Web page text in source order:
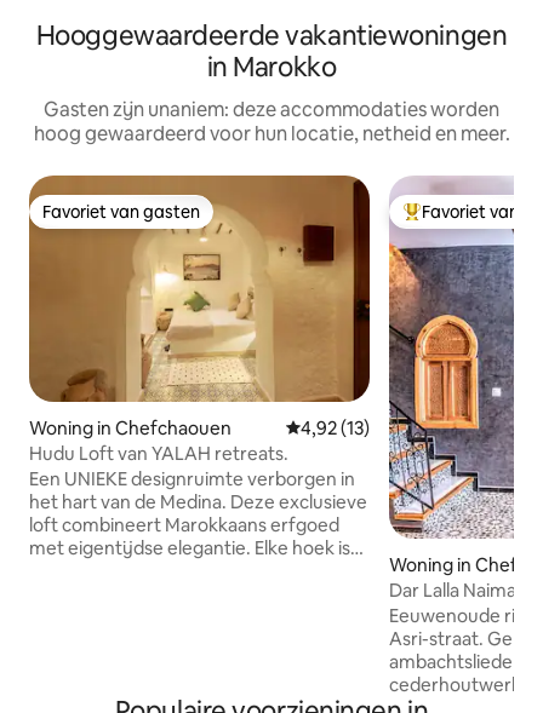
Hooggewaardeerde vakantiewoningen
in Marokko
Gasten zijn unaniem: deze accommodaties worden
hoog gewaardeerd voor hun locatie, netheid en meer.
Favoriet van gasten
Favoriet van gasten
Woning in Chefchaouen Gemiddelde beoordeling van
4,92 (13)
Hudu Loft van YALAH retreats.
Een UNIEKE designruimte verborgen in
het hart van de Medina. Deze exclusieve
loft combineert Marokkaans erfgoed
met eigentijdse elegantie. Elke hoek is
Topfavoriet van
Favoriet van
Woning in
Dar Lalla Naima -
wereld, modern
Eeuwenoude riad
Asri-straat.
ambachtslieden
cederhoutwerk,
tegelwerk en